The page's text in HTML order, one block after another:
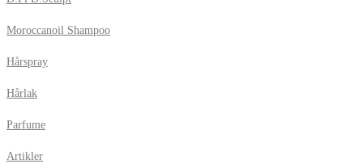
Moroccanoil Shampoo
Hårspray
Hårlak
Parfume
Artikler